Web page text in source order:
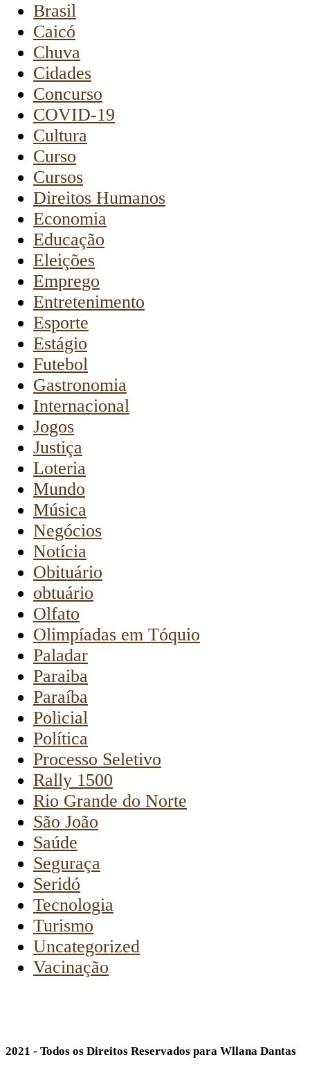
Brasil
Caicó
Chuva
Cidades
Concurso
COVID-19
Cultura
Curso
Cursos
Direitos Humanos
Economia
Educação
Eleições
Emprego
Entretenimento
Esporte
Estágio
Futebol
Gastronomia
Internacional
Jogos
Justiça
Loteria
Mundo
Música
Negócios
Notícia
Obituário
obtuário
Olfato
Olimpíadas em Tóquio
Paladar
Paraiba
Paraíba
Policial
Política
Processo Seletivo
Rally 1500
Rio Grande do Norte
São João
Saúde
Seguraça
Seridó
Tecnologia
Turismo
Uncategorized
Vacinação
2021 - Todos os Direitos Reservados para Wllana Dantas